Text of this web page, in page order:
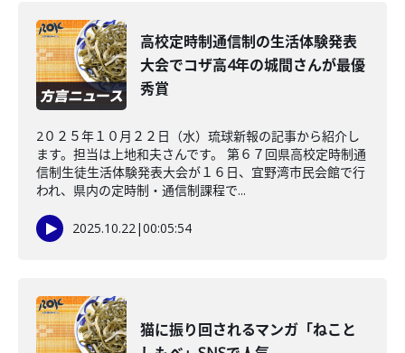
高校定時制通信制の生活体験発表
大会でコザ高4年の城間さんが最優
秀賞
2０２５年１０月２２日（水）琉球新報の記事から紹介し
ます。担当は上地和夫さんです。 第６７回県高校定時制通
信制生徒生活体験発表大会が１６日、宜野湾市民会館で行
われ、県内の定時制・通信制課程で...
2025.10.22|00:05:54
猫に振り回されるマンガ「ねこと